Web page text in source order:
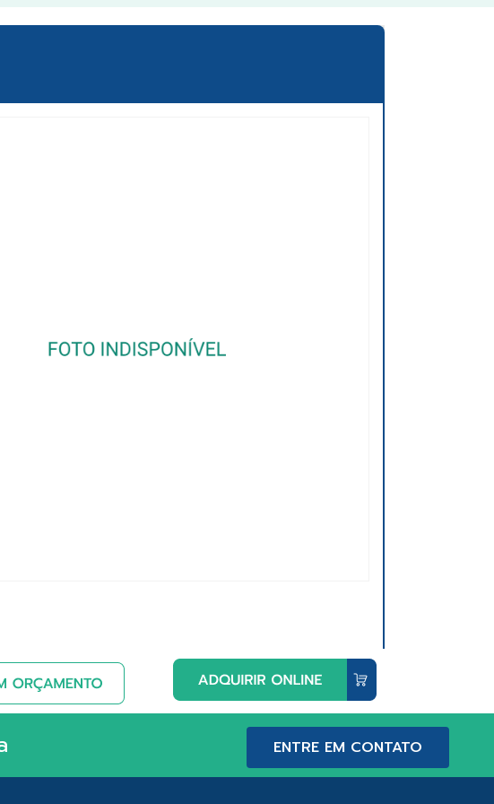
ENTRE EM CONTATO